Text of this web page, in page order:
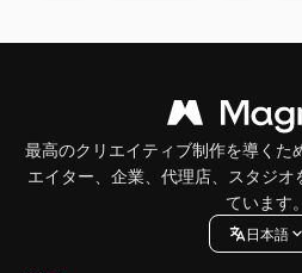
最高のクリエイティブ制作を導くた
エイター、企業、代理店、スタジ
ています。
日本語